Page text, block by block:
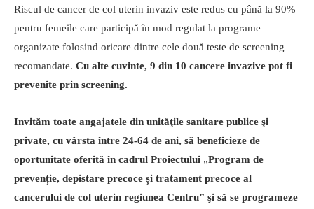
Riscul de cancer de col uterin invaziv este redus cu până la 90%
pentru femeile care participă în mod regulat la programe
organizate folosind oricare dintre cele două teste de screening
recomandate. Cu alte cuvinte, 9 din 10 cancere invazive pot fi
prevenite prin screening.
Invităm toate angajatele din unităţile sanitare publice şi
private, cu vârsta între 24-64 de ani, să beneficieze de
oportunitate oferită în cadrul Proiectului „Program de
prevenție, depistare precoce și tratament precoce al
cancerului de col uterin regiunea Centru” şi să se programeze